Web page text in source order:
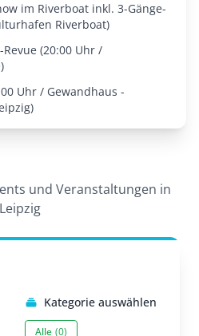
im Riverboat inkl. 3-Gänge-
Riverboat)
Revue (20:00 Uhr /
Uhr / Gewandhaus -
und Veranstaltungen in
Leipzig
Kategorie auswählen
Alle (0)